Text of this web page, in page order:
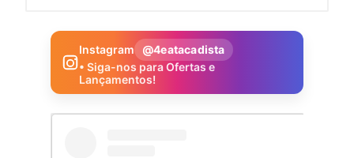
Instagram
@4eatacadista
• Siga-nos para Ofertas e
Lançamentos!